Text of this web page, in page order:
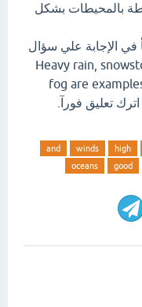
بالمحيطات بشكل
في الإجابة علي سؤال
Heavy rain,
fog are
high
winds
and
good
oceans